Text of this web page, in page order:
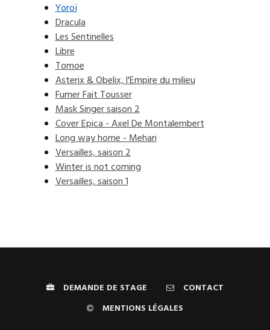
Yoroï
Dracula
Les Sentinelles
Libre
Tomoe
Asterix & Obelix, l'Empire du milieu
Fumer Fait Tousser
Mask Singer saison 2
Cover Epica - Axel De Montalembert
Long way home - Mehari
Versailles, saison 2
Winter is not coming
Versailles, saison 1
DEMANDE DE STAGE
CONTACT
MENTIONS LÉGALES